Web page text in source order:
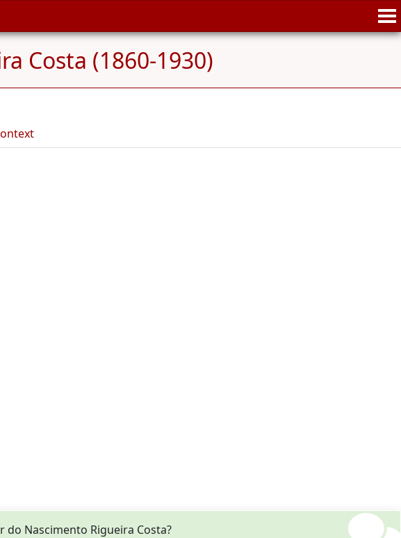
Costa (1860-1930)
Nascimento Rigueira Costa?